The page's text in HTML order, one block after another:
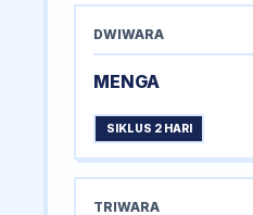
DWIWARA
MENGA
SIKLUS 2 HARI
TRIWARA